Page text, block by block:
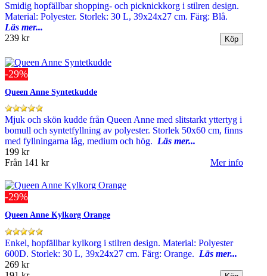
Smidig hopfällbar shopping- och picknickkorg i stilren design.
Material: Polyester. Storlek: 30 L, 39x24x27 cm. Färg: Blå.
Läs mer...
239 kr
-29%
Queen Anne Syntetkudde
Mjuk och skön kudde från Queen Anne med slitstarkt yttertyg i
bomull och syntetfyllning av polyester. Storlek 50x60 cm, finns
med fyllningarna låg, medium och hög. Läs mer...
199 kr
Från 141 kr Mer info
-29%
Queen Anne Kylkorg Orange
Enkel, hopfällbar kylkorg i stilren design. Material: Polyester
600D. Storlek: 30 L, 39x24x27 cm. Färg: Orange. Läs mer...
269 kr